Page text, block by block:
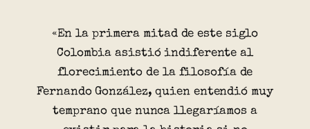
«En la primera mitad de este siglo
Colombia asistió indiferente al
florecimiento de la filosofía de
Fernando González, quien entendió muy
temprano que nunca llegaríamos a